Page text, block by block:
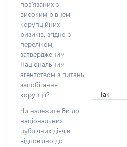
пов'язаних з
високим рівнем
корупційних
ризиків, згідно з
переліком,
затвердженим
Національним
агентством з питань
запобігання
корупції?
Так
Чи належите Ви до
національних
публічних діячів
відповідно до